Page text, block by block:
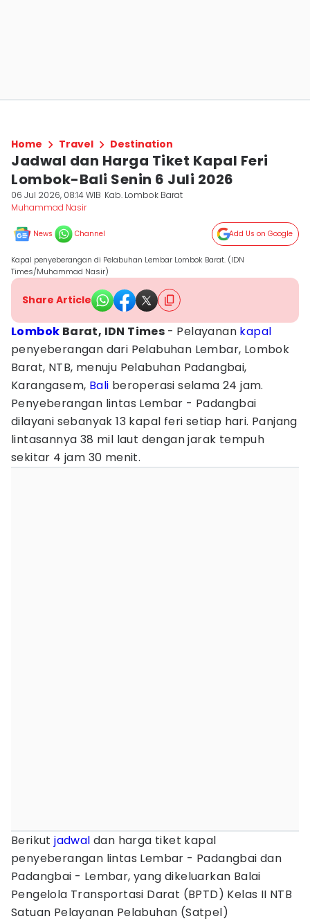
Home Travel Destination
Jadwal dan Harga Tiket Kapal Feri
Lombok-Bali Senin 6 Juli 2026
06 Jul 2026, 08:14 WIB Kab. Lombok Barat
Muhammad Nasir
News Channel Add Us on Google
Kapal penyeberangan di Pelabuhan Lembar Lombok Barat. (IDN
Times/Muhammad Nasir)
Share Article
Lombok Barat, IDN Times - Pelayanan kapal
penyeberangan dari Pelabuhan Lembar, Lombok
Barat, NTB, menuju Pelabuhan Padangbai,
Karangasem, Bali beroperasi selama 24 jam.
Penyeberangan lintas Lembar - Padangbai
dilayani sebanyak 13 kapal feri setiap hari. Panjang
lintasannya 38 mil laut dengan jarak tempuh
sekitar 4 jam 30 menit.
Berikutjadwal dan harga tiket kapal
penyeberangan lintas Lembar - Padangbai dan
Padangbai - Lembar, yang dikeluarkan Balai
Pengelola Transportasi Darat (BPTD) Kelas II NTB
Satuan Pelayanan Pelabuhan (Satpel)